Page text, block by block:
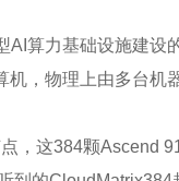
算力基础设施建
，物理上由多台
，这384颗Ascend